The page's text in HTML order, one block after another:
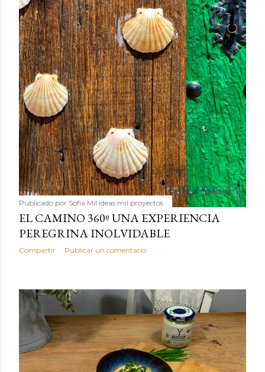
Publicado por Sofía Mil ideas mil proyectos
EL CAMINO 360º UNA EXPERIENCIA
PEREGRINA INOLVIDABLE
Compartir Publicar un comentario